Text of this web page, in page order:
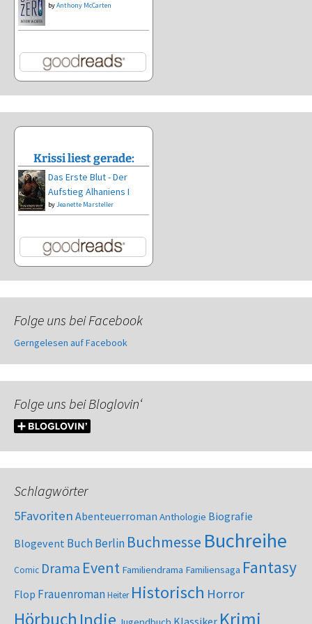
byAnthony McCarten
Krissi liest gerade:
Das Erste Blut - Der
Aufstieg Alhaniens I
byJeanette Marsteller
Folge uns bei Facebook
Gerngelesen auf Facebook
Folge uns bei Bloglovin‘
Schlagwörter
5Favoriten Abenteuerroman Anthologie Biografie
Blogevent Buch Berlin Buchmesse Buchreihe
Comic Drama Event Familiendrama Familiensaga Fantasy
Flop FrauenromanHeiter Historisch Horror
Hörbuch Indie Krimi